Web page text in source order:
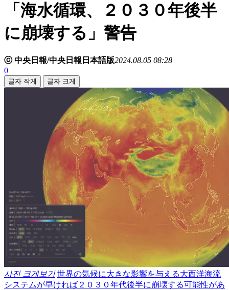
「海水循環、２０３０年後半
に崩壊する」警告
ⓒ 中央日報/中央日報日本語版2024.08.05 08:28
0
글자 작게 글자 크게
사진 크게보기 世界の気候に大きな影響を与える大西洋海流
システムが早ければ２０３０年代後半に崩壊する可能性があ